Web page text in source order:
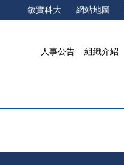
敏實科大 網站地圖
人事公告 組織介紹